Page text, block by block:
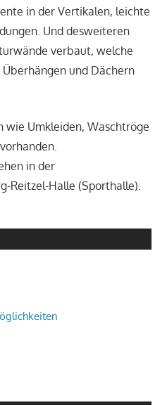
in der Vertikalen, leichte
Und desweiteren
verbaut, welche
und Dächern
wie Umkleiden, Waschtröge
in der
Reitzel-Halle (Sporthalle).